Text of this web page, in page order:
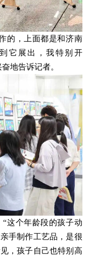
，上面都是和济南
它展出，我特别开
地告诉记者。
个年龄段的孩子动
手制作工艺品，是很
，孩子自己也特别高